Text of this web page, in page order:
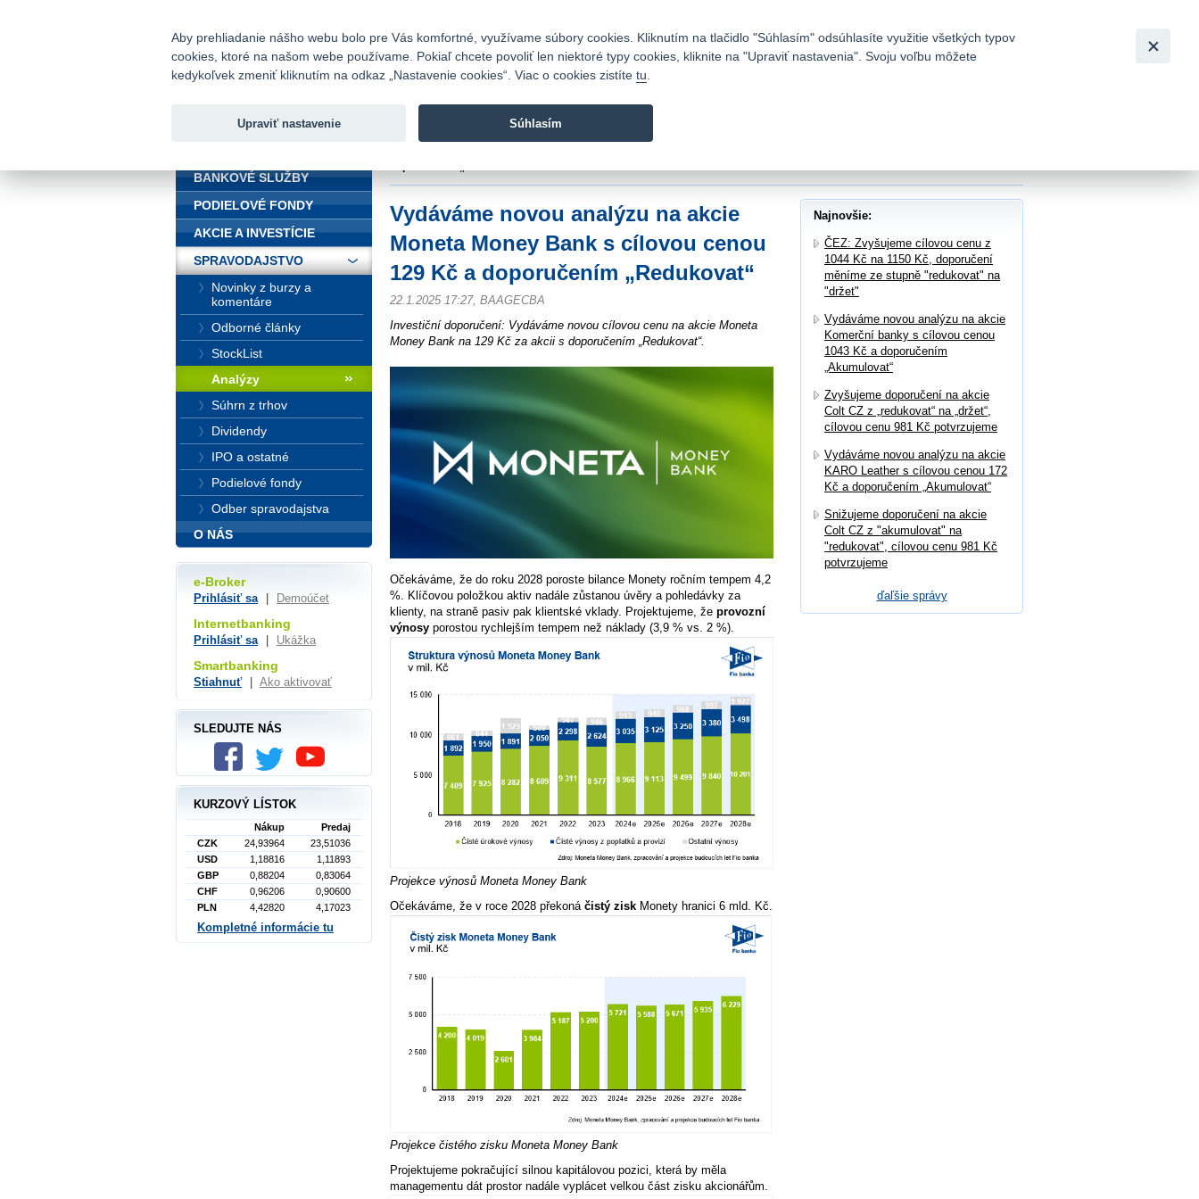
Fio banka
Fio banka sa zameriava na poskytovanie bežných bankových
Vydáváme novou analýzu na akcie
Moneta Money Bank s cílovou cenou
129 Kč a doporučením „Redukovat“
22.1.2025 17:27, BAAGECBA
Investiční doporučení: Vydáváme novou cílovou cenu na akcie Moneta
Money Bank na 129 Kč za akcii s doporučením „Redukovat“.
Očekáváme, že do roku 2028 poroste bilance Monety ročním tempem 4,2
%. Klíčovou položkou aktiv nadále zůstanou úvěry a pohledávky za
klienty, na straně pasiv pak klientské vklady. Projektujeme, že provozní
výnosy porostou rychlejším tempem než náklady (3,9 % vs. 2 %).
Projekce výnosů Moneta Money Bank
Očekáváme, že v roce 2028 překoná čistý zisk Monety hranici 6 mld. Kč.
Projekce čistého zisku Moneta Money Bank
Projektujeme pokračující silnou kapitálovou pozici, která by měla
managementu dát prostor nadále vyplácet velkou část zisku akcionářům.
Najnovšie:
ČEZ: Zvyšujeme cílovou cenu z
1044 Kč na 1150 Kč, doporučení
měníme ze stupně "redukovat" na
"držet"
Vydáváme novou analýzu na akcie
Komerční banky s cílovou cenou
1043 Kč a doporučením
„Akumulovat“
Zvyšujeme doporučení na akcie
Colt CZ z „redukovat“ na „držet“,
cílovou cenu 981 Kč potvrzujeme
Vydáváme novou analýzu na akcie
KARO Leather s cílovou cenou 172
Kč a doporučením „Akumulovat“
Snižujeme doporučení na akcie
Colt CZ z "akumulovat" na
"redukovat", cílovou cenu 981 Kč
potvrzujeme
ďaľšie správy
BANKOVÉ SLUŽBY
PODIELOVÉ FONDY
AKCIE A INVESTÍCIE
SPRAVODAJSTVO
Novinky z burzy a
komentáre
Odborné články
StockList
Analýzy
Súhrn z trhov
Dividendy
IPO a ostatné
Podielové fondy
Odber spravodajstva
O NÁS
e-Broker
Prihlásiť sa Demoúčet
Internetbanking
Prihlásiť sa Ukážka
Smartbanking
Stiahnuť Ako aktivovať
SLEDUJTE NÁS
KURZOVÝ LÍSTOK
Nákup
Predaj
CZK
24,93964
23,51036
USD
1,18816
1,11893
GBP
0,88204
0,83064
CHF
0,96206
0,90600
PLN
4,42820 4,17023
Kompletné informácie tu
Aby prehliadanie nášho webu bolo pre Vás komfortné, využívame súbory cookies. Kliknutím na tlačidlo "Súhlasím" odsúhlasíte využitie všetkých typov
cookies, ktoré na našom webe používame. Pokiaľ chcete povoliť len niektoré typy cookies, kliknite na "Upraviť nastavenia". Svoju voľbu môžete
kedykoľvek zmeniť kliknutím na odkaz „Nastavenie cookies“. Viac o cookies zistíte tu
Upraviť nastavenie Súhlasím